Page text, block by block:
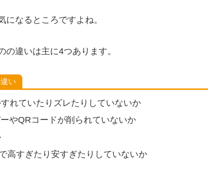
なるところですよね。
違いは主に4つあります。
い
れていたりズレたりしていないか
やQRコードが削られていないか
高すぎたり安すぎたりしていないか